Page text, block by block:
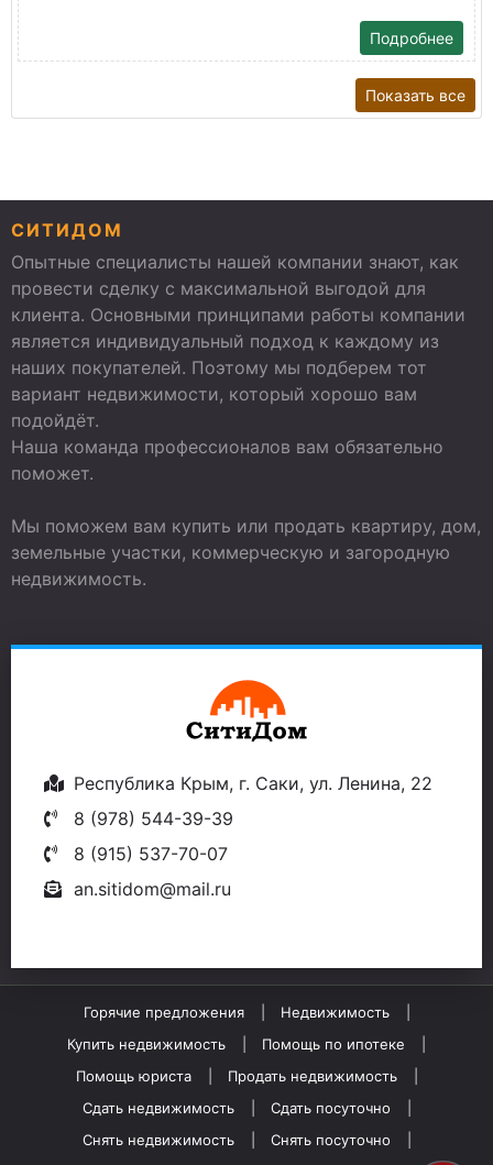
Подробнее
Показать все
СИТИДОМ
Опытные специалисты нашей компании знают, как
провести сделку с максимальной выгодой для
клиента. Основными принципами работы компании
является индивидуальный подход к каждому из
наших покупателей. Поэтому мы подберем тот
вариант недвижимости, который хорошо вам
подойдёт.
Наша команда профессионалов вам обязательно
поможет.
Мы поможем вам купить или продать квартиру, дом,
земельные участки, коммерческую и загородную
недвижимость.
Республика Крым, г. Саки, ул. Ленина, 22
8 (978) 544-39-39
8 (915) 537-70-07
an.sitidom@mail.ru
Горячие предложения
Недвижимость
Купить недвижимость
Помощь по ипотеке
Помощь юриста
Продать недвижимость
Сдать недвижимость
Сдать посуточно
Снять недвижимость
Снять посуточно